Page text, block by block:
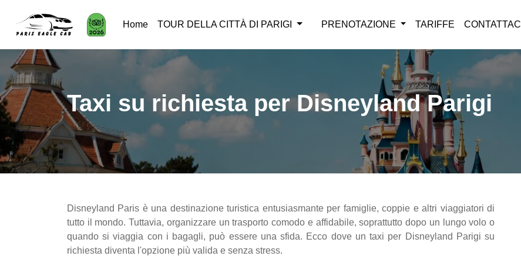
Home TOUR DELLA CITTÀ DI PARIGI PRENOTAZIONE TARIFFE CONTATTACI
Taxi su richiesta per Disneyland Parigi
Disneyland Paris è una destinazione turistica entusiasmante per famiglie, coppie e altri viaggiatori di
tutto il mondo. Tuttavia, organizzare un trasporto comodo e affidabile, soprattutto dopo un lungo volo o
quando si viaggia con i bagagli, può essere una sfida. Ecco dove un taxi per Disneyland Parigi su
richiesta diventa l'opzione più valida e senza stress.